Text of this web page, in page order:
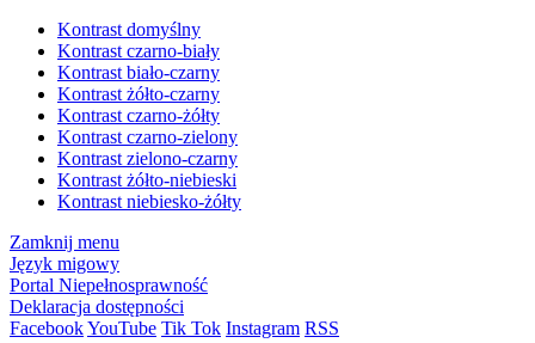
Kontrast domyślny
Kontrast czarno-biały
Kontrast biało-czarny
Kontrast żółto-czarny
Kontrast czarno-żółty
Kontrast czarno-zielony
Kontrast zielono-czarny
Kontrast żółto-niebieski
Kontrast niebiesko-żółty
Zamknij menu
Język migowy
Portal Niepełnosprawność
Deklaracja dostępności
FacebookYouTube Tik Tok Instagram RSS